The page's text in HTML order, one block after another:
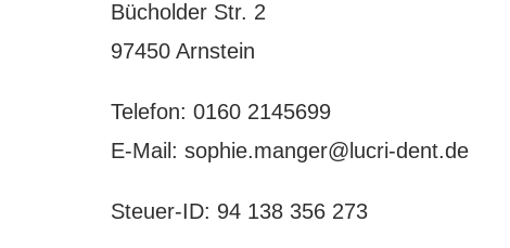
Bücholder Str. 2
97450 Arnstein
Telefon: 0160 2145699
E-Mail: sophie.manger@lucri-dent.de
Steuer-ID: 94 138 356 273